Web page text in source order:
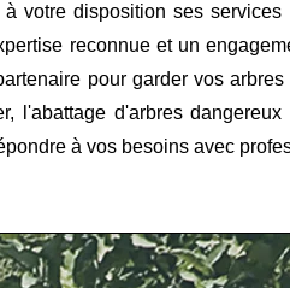
à votre disposition ses services
reconnue et un
pour garder vos
l'abattage d'arbres
à vos besoins avec